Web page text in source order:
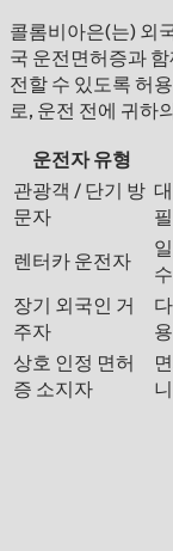
콜롬비아은(는) 외
국 운전면허증과
전할 수 있도록 허
로, 운전 전에 귀하
운전자 유형
관광객 / 단기 방
문자
렌터카 운전자
수
장기 외국인 거
주자
상호 인정 면허
증 소지자